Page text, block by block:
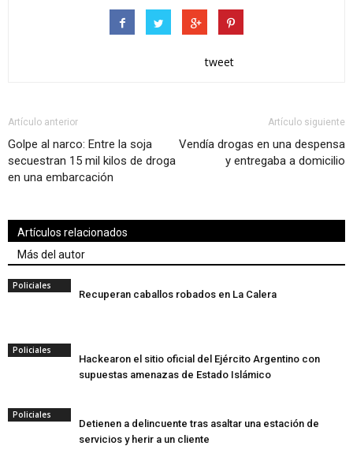
tweet
Artículo anterior
Golpe al narco: Entre la soja
secuestran 15 mil kilos de droga
en una embarcación
Artículo siguiente
Vendía drogas en una despensa
y entregaba a domicilio
Artículos relacionados
Más del autor
Policiales
Recuperan caballos robados en La Calera
Policiales
Hackearon el sitio oficial del Ejército Argentino con
supuestas amenazas de Estado Islámico
Policiales
Detienen a delincuente tras asaltar una estación de
servicios y herir a un cliente